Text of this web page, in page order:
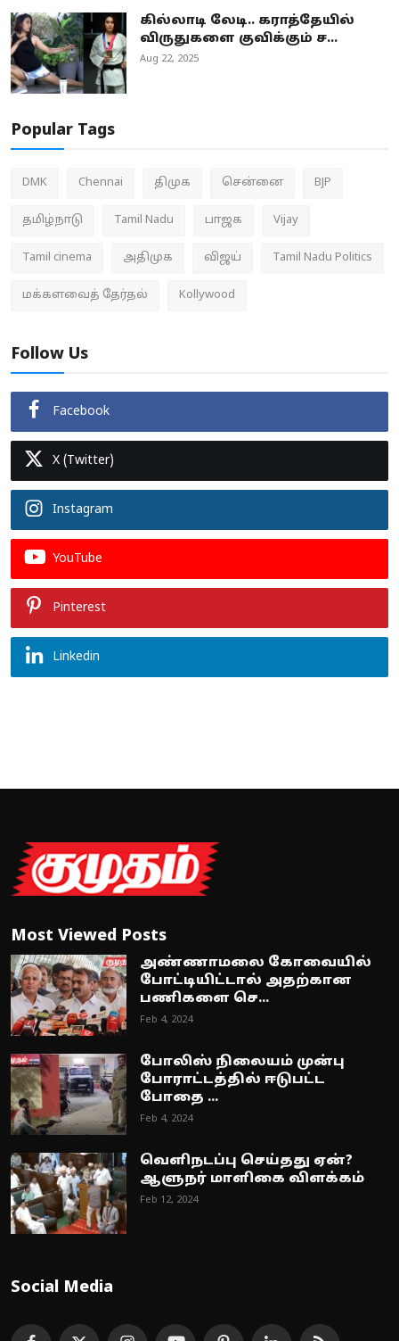
கில்லாடி லேடி.. கராத்தேயில்
விருதுகளை குவிக்கும் ச...
Aug 22, 2025
Popular Tags
DMK Chennai திமுக சென்னை BJP
தமிழ்நாடு Tamil Nadu பாஜக Vijay
Tamil cinema அதிமுக விஜய் Tamil Nadu Politics
மக்களவைத் தேர்தல் Kollywood
Follow Us
Facebook
X (Twitter)
Instagram
YouTube
Pinterest
Linkedin
Most Viewed Posts
அண்ணாமலை கோவையில்
போட்டியிட்டால் அதற்கான
பணிகளை செ...
Feb 4, 2024
போலிஸ் நிலையம் முன்பு
போராட்டத்தில் ஈடுபட்ட
போதை ...
Feb 4, 2024
வெளிநடப்பு செய்தது ஏன்?
ஆளுநர் மாளிகை விளக்கம்
Feb 12, 2024
Social Media